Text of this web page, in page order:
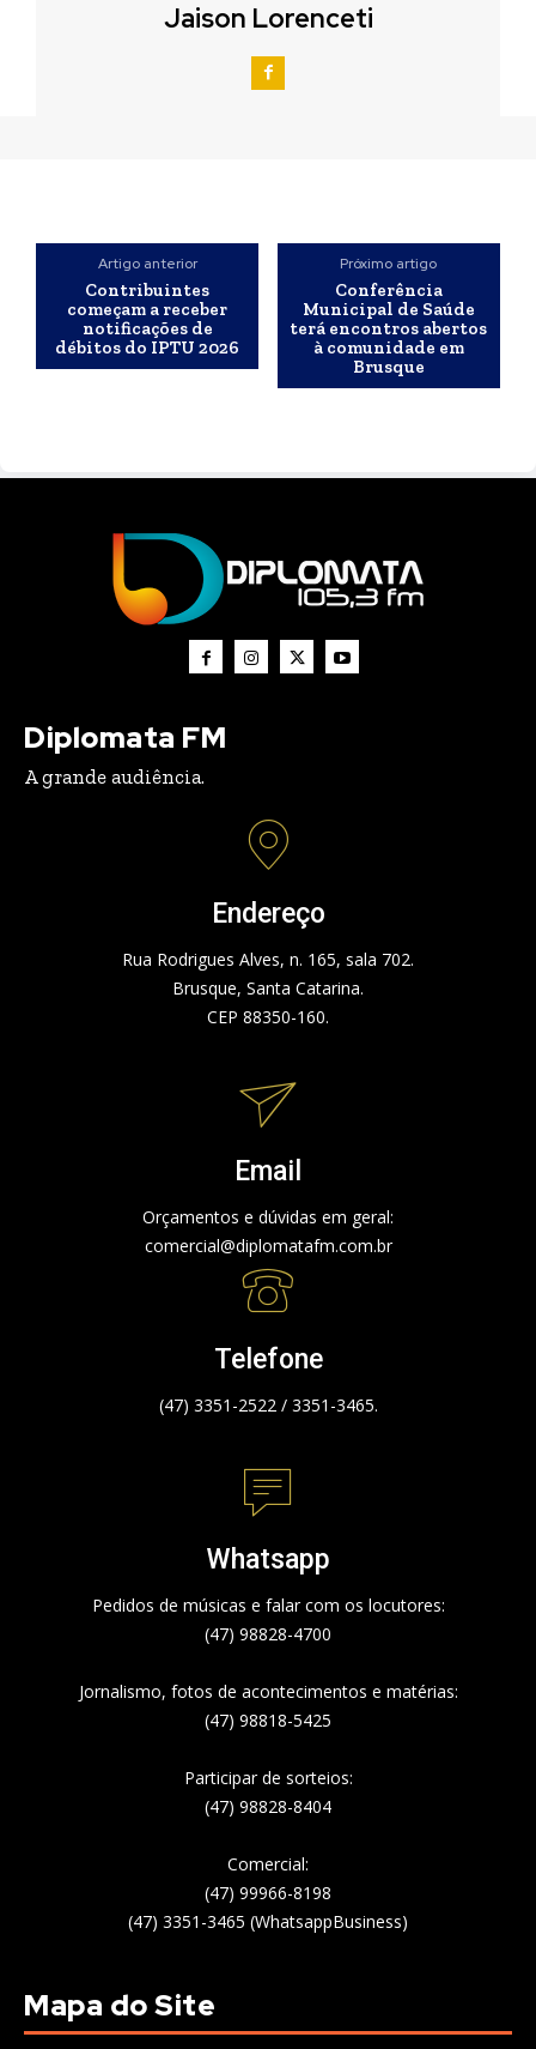
Jaison Lorenceti
Artigo anterior
Contribuintes
começam a receber
notificações de
débitos do IPTU 2026
Próximo artigo
Conferência
Municipal de Saúde
terá encontros abertos
à comunidade em
Brusque
Diplomata FM
A grande audiência.
Endereço
Rua Rodrigues Alves, n. 165, sala 702.
Brusque, Santa Catarina.
CEP 88350-160.
Email
Orçamentos e dúvidas em geral:
comercial@diplomatafm.com.br
Telefone
(47) 3351-2522 / 3351-3465.
Whatsapp
Pedidos de músicas e falar com os locutores:
(47) 98828-4700
Jornalismo, fotos de acontecimentos e matérias:
(47) 98818-5425
Participar de sorteios:
(47) 98828-8404
Comercial:
(47) 99966-8198
(47) 3351-3465 (WhatsappBusiness)
Mapa do Site